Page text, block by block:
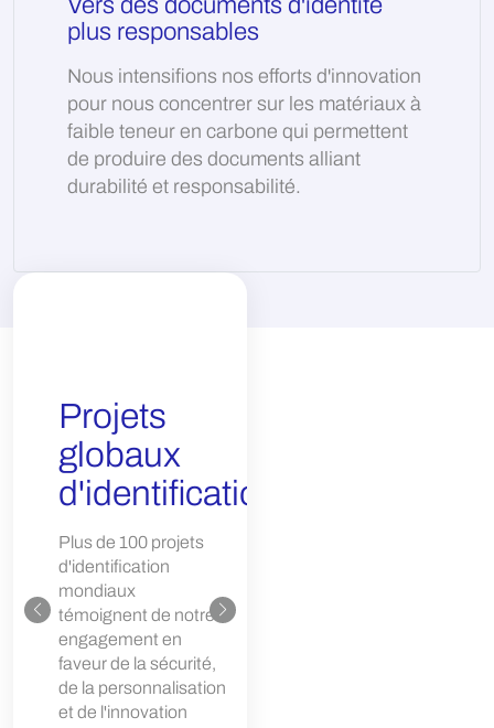
plus responsables
Nous intensifions nos efforts d'innovation
pour nous concentrer sur les matériaux à
faible teneur en carbone qui permettent
de produire des documents alliant
durabilité et responsabilité.
Projets
globaux
d'identification
Plus de 100 projets
d'identification
mondiaux
témoignent de notre
engagement en
faveur de la sécurité,
de la personnalisation
et de l'innovation